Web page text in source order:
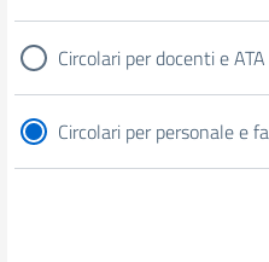
Circolari per docenti e ATA
Circolari per personale e